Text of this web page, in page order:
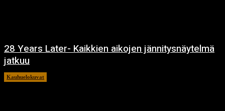
28 Years Later- Kaikkien aikojen jännitysnäytelmä
jatkuu
Kauhuelokuvat